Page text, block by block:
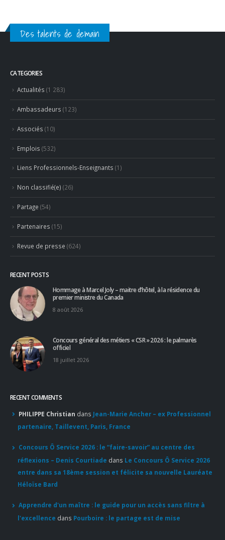
Des talents de demain
CATEGORIES
Actualités (1 283)
Ambassadeurs (123)
Associés (10)
Emplois (532)
Liens Professionnels-Enseignants (1)
Non classifié(e) (26)
Partage (54)
Partenaires (15)
Revue de presse (624)
RECENT POSTS
Hommage à Marcel Joly – maitre d’hôtel, à la résidence du
premier ministre du Canada
8 août 2026
Concours général des métiers « CSR » 2026 : le palmarès
officiel
18 juillet 2026
RECENT COMMENTS
PHILIPPE Christian dans Jean-Marie Ancher – ex Professionnel
partenaire, Taillevent, Paris, France
Concours Ô Service 2026 : le “faire-savoir” au centre des
réflexions – Denis Courtiade dans Le Concours Ô Service 2026
entre dans sa 18ème session et félicite sa nouvelle Lauréate
Héloïse Bard
Apprendre d'un maître : le guide pour un accès sans filtre à
l'excellence dans Pourboire : le partage est de mise